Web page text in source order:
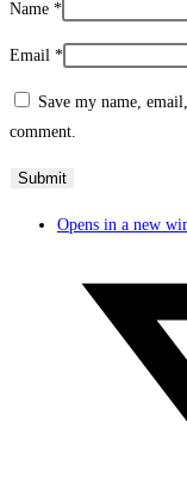
Name *
Email *
Save my name,
comment.
Opens in a new